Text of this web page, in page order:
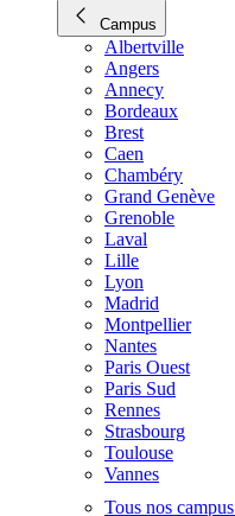
Campus
Albertville
Angers
Annecy
Bordeaux
Brest
Caen
Chambéry
Grand Genève
Grenoble
Laval
Lille
Lyon
Madrid
Montpellier
Nantes
Paris Ouest
Paris Sud
Rennes
Strasbourg
Toulouse
Vannes
Tous nos campus